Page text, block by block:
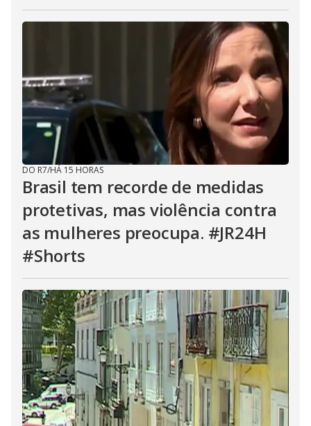
DO R7/HÁ 15 HORAS
Brasil tem recorde de medidas
protetivas, mas violência contra
as mulheres preocupa. #JR24H
#Shorts